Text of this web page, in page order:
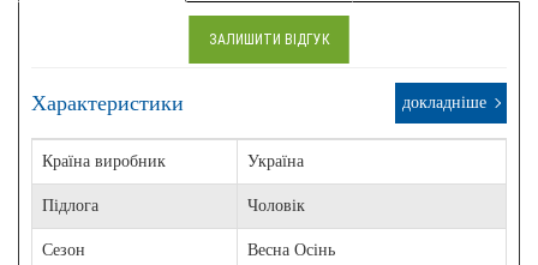
ЗАЛИШИТИ ВІДГУК
Характеристики докладніше
Країна виробник Україна
Підлога Чоловік
Сезон Весна Осінь